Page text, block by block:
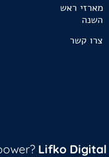
מארזי ראש
השנה
צרו קשר
Lifko Digital